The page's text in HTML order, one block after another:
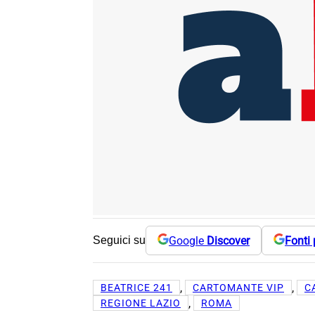
Seguici su Google Discover Fonti
BEATRICE 241 , CARTOMANTE VIP ,
REGIONE LAZIO , ROMA